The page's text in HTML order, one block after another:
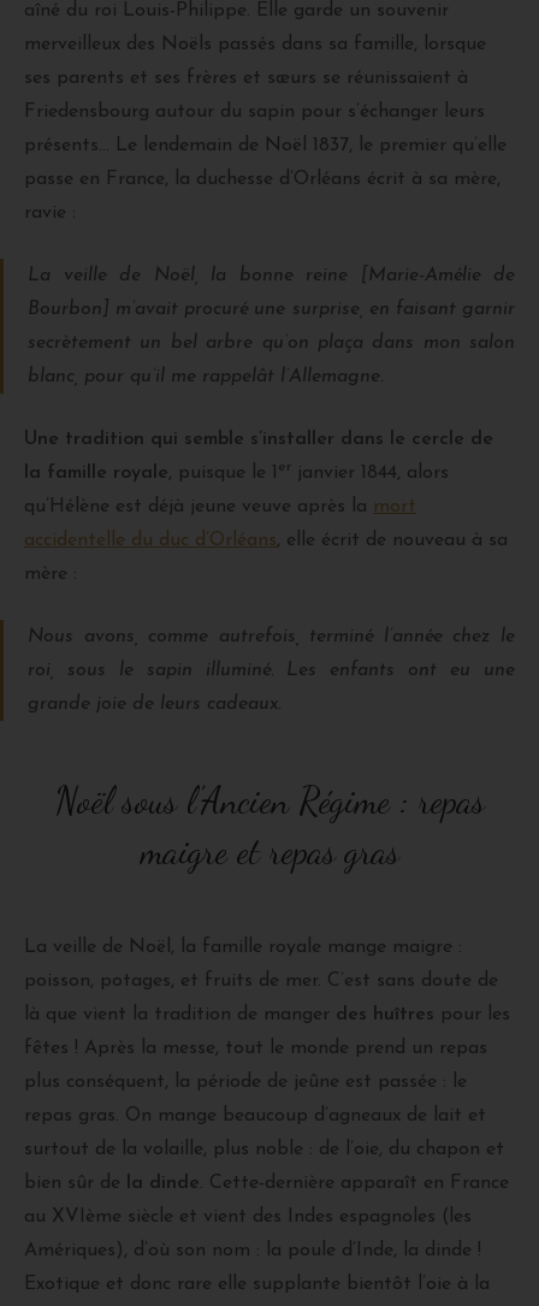
aîné du roi Louis-Philippe. Elle garde un souvenir
merveilleux des Noëls passés dans sa famille, lorsque
ses parents et ses frères et sœurs se réunissaient à
Friedensbourg autour du sapin pour s’échanger leurs
présents… Le lendemain de Noël 1837, le premier qu’elle
passe en France, la duchesse d’Orléans écrit à sa mère,
ravie :
La veille de Noël, la bonne reine [Marie-Amélie de
Bourbon] m’avait procuré une surprise, en faisant garnir
secrètement un bel arbre qu’on plaça dans mon salon
blanc, pour qu’il me rappelât l’Allemagne.
Une tradition qui semble s’installer dans le cercle de
la famille royale, puisque le 1 er janvier 1844, alors
qu’Hélène est déjà jeune veuve après la mort
accidentelle du duc d’Orléans, elle écrit de nouveau à sa
mère :
Nous avons, comme autrefois, terminé l’année chez le
roi, sous le sapin illuminé. Les enfants ont eu une
grande joie de leurs cadeaux.
Noël sous l’Ancien Régime : repas
maigre et repas gras
La veille de Noël, la famille royale mange maigre :
poisson, potages, et fruits de mer. C’est sans doute de
là que vient la tradition de manger des huîtres pour les
fêtes ! Après la messe, tout le monde prend un repas
plus conséquent, la période de jeûne est passée : le
repas gras. On mange beaucoup d’agneaux de lait et
surtout de la volaille, plus noble : de l’oie, du chapon et
bien sûr de la dinde. Cette-dernière apparaît en France
au XVIème siècle et vient des Indes espagnoles (les
Amériques), d’où son nom : la poule d’Inde, la dinde !
Exotique et donc rare elle supplante bientôt l’oie à la